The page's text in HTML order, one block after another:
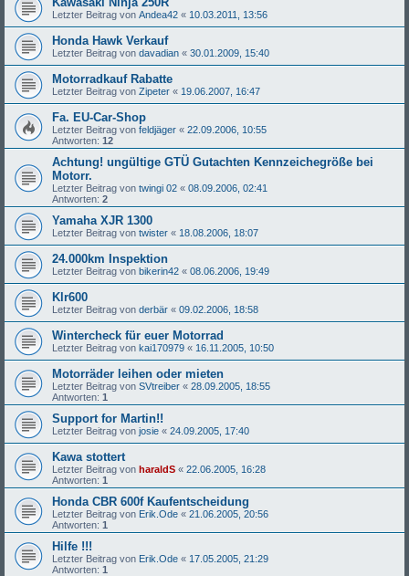
Letzter Beitrag von Andea42 « 10.03.2011, 13:56
Honda Hawk Verkauf
Letzter Beitrag von davadian « 30.01.2009, 15:40
Motorradkauf Rabatte
Letzter Beitrag von Zipeter « 19.06.2007, 16:47
Fa. EU-Car-Shop
Letzter Beitrag von feldjäger « 22.09.2006, 10:55
Antworten: 12
Achtung! ungültige GTÜ Gutachten Kennzeichegröße bei
Motorr.
Letzter Beitrag von twingi 02 « 08.09.2006, 02:41
Antworten: 2
Yamaha XJR 1300
Letzter Beitrag von twister « 18.08.2006, 18:07
24.000km Inspektion
Letzter Beitrag von bikerin42 « 08.06.2006, 19:49
Klr600
Letzter Beitrag von derbär « 09.02.2006, 18:58
Wintercheck für euer Motorrad
Letzter Beitrag von kai170979 « 16.11.2005, 10:50
Motorräder leihen oder mieten
Letzter Beitrag von SVtreiber « 28.09.2005, 18:55
Antworten: 1
Support for Martin!!
Letzter Beitrag von josie « 24.09.2005, 17:40
Kawa stottert
Letzter Beitrag von haraldS « 22.06.2005, 16:28
Antworten: 1
Honda CBR 600f Kaufentscheidung
Letzter Beitrag von Erik.Ode « 21.06.2005, 20:56
Antworten: 1
Hilfe !!!
Letzter Beitrag von Erik.Ode « 17.05.2005, 21:29
Antworten: 1